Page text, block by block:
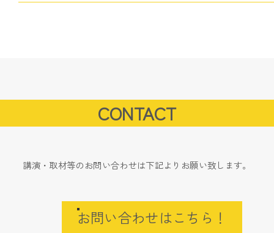
CONTACT
講演・取材等のお問い合わせは下記よりお願い致します。
お問い合わせはこちら！